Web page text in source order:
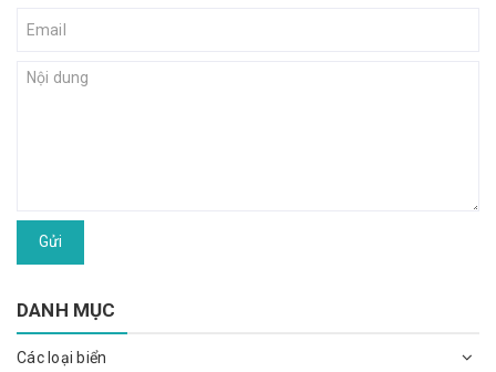
Gửi
DANH MỤC
Các loại biển